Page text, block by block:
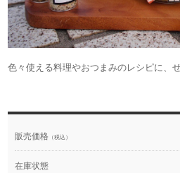
色々使える料理やおつまみのレシピに、
販売価格 （税込）
在庫状態